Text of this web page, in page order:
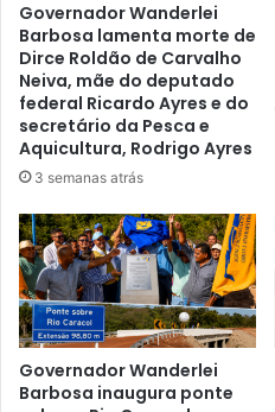
Governador Wanderlei
Barbosa lamenta morte de
Dirce Roldão de Carvalho
Neiva, mãe do deputado
federal Ricardo Ayres e do
secretário da Pesca e
Aquicultura, Rodrigo Ayres
3 semanas atrás
Governador Wanderlei
Barbosa inaugura ponte